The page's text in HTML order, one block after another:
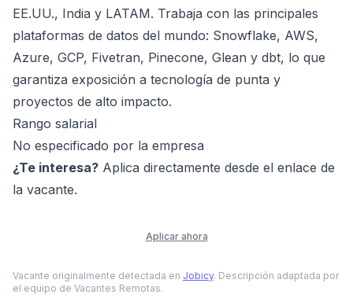
EE.UU., India y LATAM. Trabaja con las principales
plataformas de datos del mundo: Snowflake, AWS,
Azure, GCP, Fivetran, Pinecone, Glean y dbt, lo que
garantiza exposición a tecnología de punta y
proyectos de alto impacto.
Rango salarial
No especificado por la empresa
¿Te interesa? Aplica directamente desde el enlace de
la vacante.
Aplicar ahora
Vacante originalmente detectada en Jobicy. Descripción adaptada por
el equipo de Vacantes Remotas.